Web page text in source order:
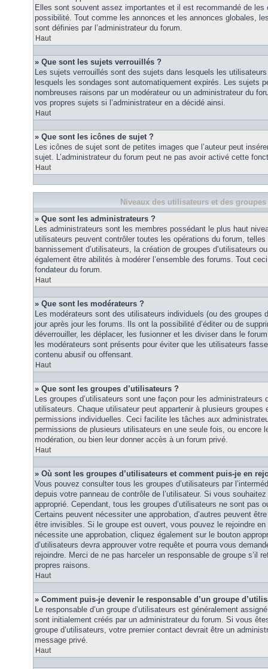
Elles sont souvent assez importantes et il est recommandé de
possibilité. Tout comme les annonces et les annonces globales,
sont définies par l’administrateur du forum.
Haut
» Que sont les sujets verrouillés ?
Les sujets verrouillés sont des sujets dans lesquels les
lesquels les sondages sont automatiquement expirés. Les sujets
nombreuses raisons par un modérateur ou un administrateur du
vos propres sujets si l’administrateur en a décidé ainsi.
Haut
» Que sont les icônes de sujet ?
Les icônes de sujet sont de petites images que l’auteur peut
sujet. L’administrateur du forum peut ne pas avoir activé cette
Haut
Niveaux des utilisateurs et des
» Que sont les administrateurs ?
Les administrateurs sont les membres possédant le plus haut
utilisateurs peuvent contrôler toutes les opérations du forum,
bannissement d’utilisateurs, la création de groupes d’utilisateurs
également être abilités à modérer l’ensemble des forums. Tout
fondateur du forum.
Haut
» Que sont les modérateurs ?
Les modérateurs sont des utilisateurs individuels (ou des groupes
jour après jour les forums. Ils ont la possibilité d’éditer ou de
déverrouiller, les déplacer, les fusionner et les diviser dans le
les modérateurs sont présents pour éviter que les utilisateurs
contenu abusif ou offensant.
Haut
» Que sont les groupes d’utilisateurs ?
Les groupes d’utilisateurs sont une façon pour les administrateurs
utilisateurs. Chaque utilisateur peut appartenir à plusieurs groupes
permissions individuelles. Ceci facilite les tâches aux
permissions de plusieurs utilisateurs en une seule fois, ou encore
modération, ou bien leur donner accès à un forum privé.
Haut
» Où sont les groupes d’utilisateurs et comment puis-je en
Vous pouvez consulter tous les groupes d’utilisateurs par
depuis votre panneau de contrôle de l’utilisateur. Si vous
approprié. Cependant, tous les groupes d’utilisateurs ne sont pas
Certains peuvent nécessiter une approbation, d’autres peuvent
être invisibles. Si le groupe est ouvert, vous pouvez le rejoindre en
nécessite une approbation, cliquez également sur le bouton
d’utilisateurs devra approuver votre requête et pourra vous
rejoindre. Merci de ne pas harceler un responsable de groupe s’il
propres raisons.
Haut
» Comment puis-je devenir le responsable d’un groupe
Le responsable d’un groupe d’utilisateurs est généralement
sont initialement créés par un administrateur du forum. Si vous
groupe d’utilisateurs, votre premier contact devrait être un
message privé.
Haut